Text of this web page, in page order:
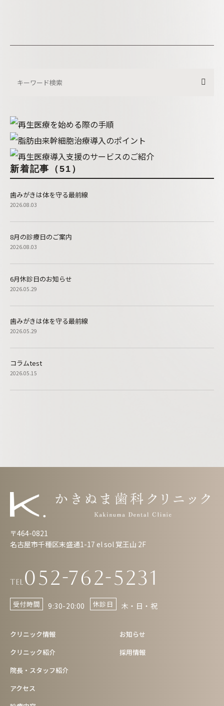
新着記事（51）
歯みがきは体を守る最前線
2026.08.03
8月の診療日のご案内
2026.08.03
6月休診日のお知らせ
2026.05.29
歯みがきは体を守る最前線
2026.05.29
コラムtest
2026.05.15
〒464-0821
名古屋市千種区末盛通1-17 el sol 覚王山 2F
Tel 052-762-5231
受付時間 9:30-20:00 休診日 木・日・祝
クリニック情報
クリニック紹介
院長・スタッフ紹介
アクセス
お知らせ
採用情報